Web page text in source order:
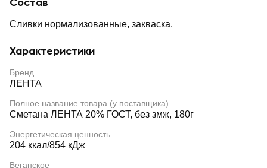
Сливки нормализованные, закваска.
Характеристики
Бренд
ЛЕНТА
Полное название товара (у поставщика)
Сметана ЛЕНТА 20% ГОСТ, без змж, 180г
Энергетическая ценность
204 ккал/854 кДж
Веганское